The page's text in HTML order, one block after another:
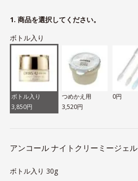
1. 商品を選択してください。
ボトル入り
ボトル入り
3,850円
つめかえ用
3,520円
0円
アンコール ナイトクリーミージェル
ボトル入り 30g